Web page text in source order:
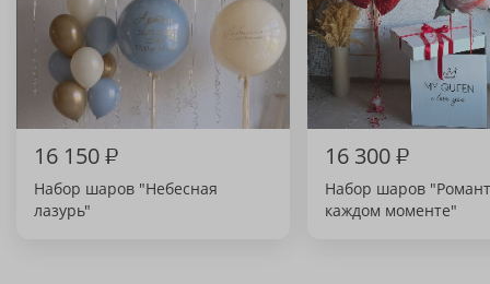
16 150₽
Набор шаров "Небесная
лазурь"
16 300₽
Набор шаров
каждом моменте"